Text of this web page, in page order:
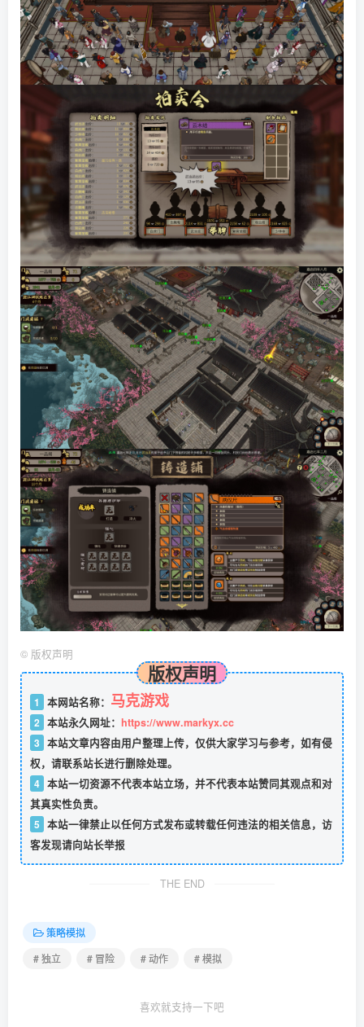
© 版权声明
版权声明
1 本网站名称： 马克游戏
2 本站永久网址： https://www.markyx.cc
3 本站文章内容由用户整理上传，仅供大家学习与参考，如有侵
权，请联系站长进行删除处理。
4 本站一切资源不代表本站立场，并不代表本站赞同其观点和对
其真实性负责。
5 本站一律禁止以任何方式发布或转载任何违法的相关信息，访
客发现请向站长举报
THE END
策略模拟
# 独立
# 冒险 # 动作 # 模拟
喜欢就支持一下吧